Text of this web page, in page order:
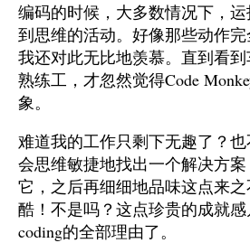
编码的时候，大多数情况下，
到思维的活动。好像那些动作
我还对此无比地羡慕。直到看
熟练工，才忽然觉得Code
象。
难道我的工作只剩下无趣了？
会思维敏捷地找出一个解决方
它，之后再细细地品味这点来
酷！不是吗？这点珍贵的成就
coding的全部理由了。